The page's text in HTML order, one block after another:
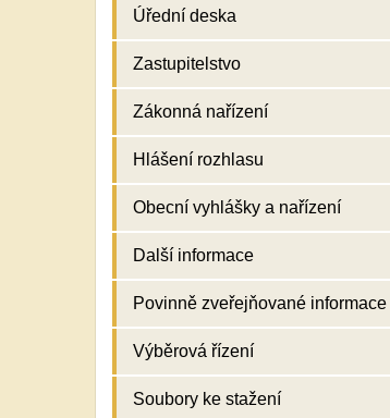
Úřední deska
Zastupitelstvo
Zákonná nařízení
Hlášení rozhlasu
Obecní vyhlášky a nařízení
Další informace
Povinně zveřejňované informace
Výběrová řízení
Soubory ke stažení